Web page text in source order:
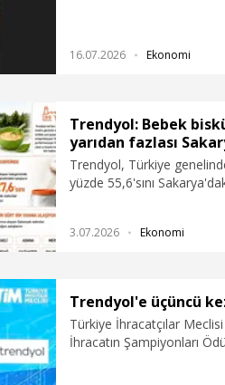
16.07.2026 Ekonomi
Trendyol: Bebek
yarıdan fazlası
Trendyol, Türkiye
yüzde 55,6'sını
sayesinde yerel üretimini
3.07.2026 Ekonomi
Trendyol'e üçüncü
Türkiye İhracatçılar
İhracatın Şampiyonları